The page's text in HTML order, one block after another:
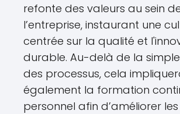
refonte des valeurs au sein
l’entreprise, instaurant une
centrée sur la qualité et
durable. Au-delà de la
des processus, cela
également la formation
personnel afin d’améliorer les